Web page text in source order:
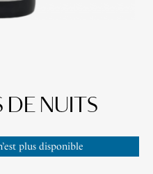
DE NUITS
plus disponible